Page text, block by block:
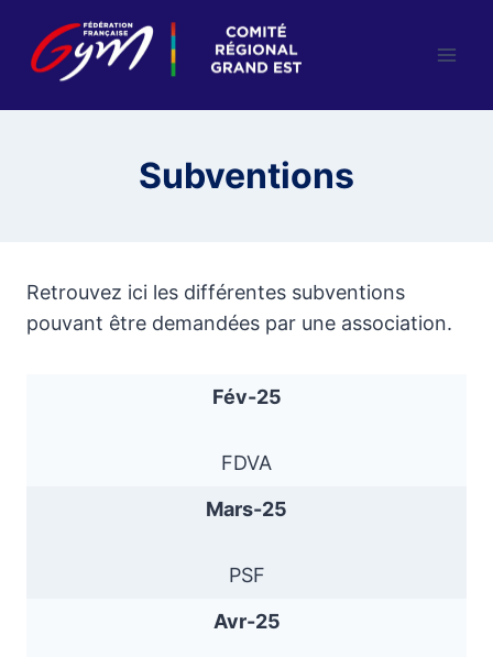
contenu
Subventions
Retrouvez ici les différentes subventions
pouvant être demandées par une association.
Fév-25
FDVA
Mars-25
PSF
Avr-25